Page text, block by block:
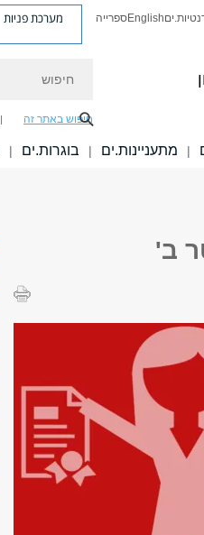
Englishספרייה מערכת פניות
חיפוש באתר זה
| מתעניינות.ים | בוגרות.ים |
ב'